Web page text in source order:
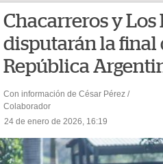
Chacarreros y Los
disputarán la final
República
Con información de César Pérez /
Colaborador
24 de enero de 2026, 16:19